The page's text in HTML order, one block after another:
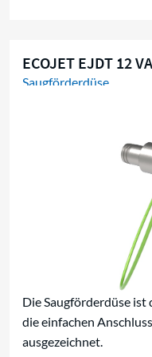
ECOJET EJDT 12
Saugförderdüse
Die Saugförderdüse
die einfachen
ausgezeichnet.